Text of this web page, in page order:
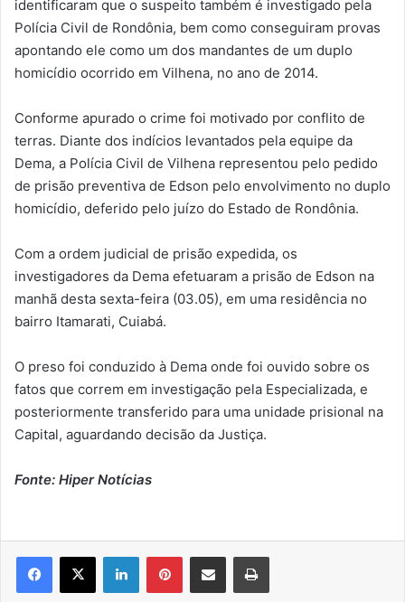
identificaram que o suspeito também é investigado pela
Polícia Civil de Rondônia, bem como conseguiram provas
apontando ele como um dos mandantes de um duplo
homicídio ocorrido em Vilhena, no ano de 2014.
Conforme apurado o crime foi motivado por conflito de
terras. Diante dos indícios levantados pela equipe da
Dema, a Polícia Civil de Vilhena representou pelo pedido
de prisão preventiva de Edson pelo envolvimento no duplo
homicídio, deferido pelo juízo do Estado de Rondônia.
Com a ordem judicial de prisão expedida, os
investigadores da Dema efetuaram a prisão de Edson na
manhã desta sexta-feira (03.05), em uma residência no
bairro Itamarati, Cuiabá.
O preso foi conduzido à Dema onde foi ouvido sobre os
fatos que correm em investigação pela Especializada, e
posteriormente transferido para uma unidade prisional na
Capital, aguardando decisão da Justiça.
Fonte: Hiper Notícias